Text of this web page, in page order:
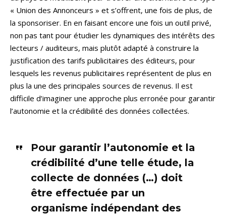
« Union des Annonceurs » et s’offrent, une fois de plus, de
la sponsoriser. En en faisant encore une fois un outil privé,
non pas tant pour étudier les dynamiques des intérêts des
lecteurs / auditeurs, mais plutôt adapté à construire la
justification des tarifs publicitaires des éditeurs, pour
lesquels les revenus publicitaires représentent de plus en
plus la une des principales sources de revenus. Il est
difficile d’imaginer une approche plus erronée pour garantir
l’autonomie et la crédibilité des données collectées.
Pour garantir l’autonomie et la
crédibilité d’une telle étude, la
collecte de données (…) doit
être effectuée par un
organisme indépendant des